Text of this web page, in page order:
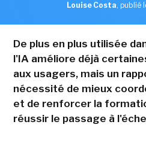
Louise Costa, publié
De plus en plus utilisée
l'IA améliore déjà
aux usagers, mais un
nécessité de mieux
et de renforcer la
réussir le passage à